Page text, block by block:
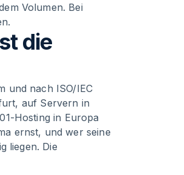
Volumen. Bei
die
und nach ISO/IEC
auf Servern in
Hosting in Europa
ernst, und wer seine
liegen. Die